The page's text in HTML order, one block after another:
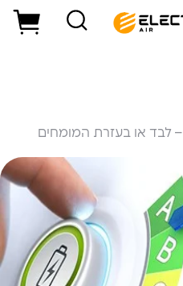
– לבד או בעזרת המומחים